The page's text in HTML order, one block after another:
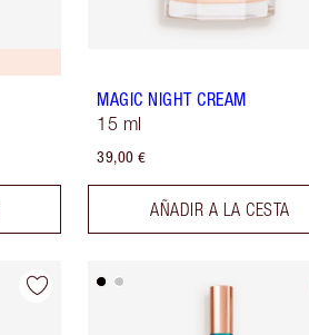
MAGIC NIGHT CREAM
15 ml
39,00 €
AÑADIR A LA CESTA